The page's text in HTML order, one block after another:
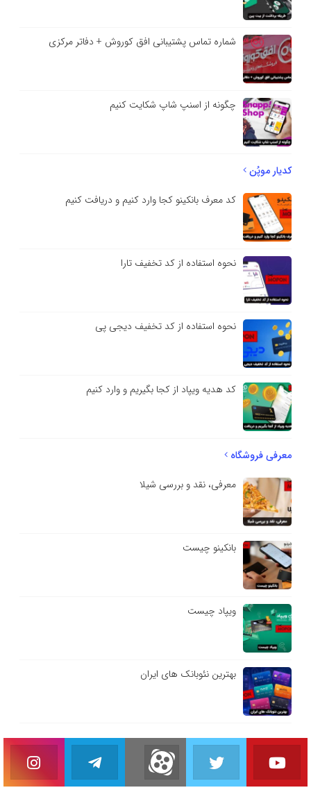
شماره تماس پشتیبانی افق کوروش + دفاتر مرکزی
چگونه از اسنپ شاپ شکایت کنیم
کدیار موپُن
کد معرف بانکینو کجا وارد کنیم و دریافت کنیم
نحوه استفاده از کد تخفیف تارا
نحوه استفاده از کد تخفیف دیجی پی
کد هدیه ویپاد از کجا بگیریم و وارد کنیم
معرفی فروشگاه
معرفی، نقد و بررسی شیلا
بانکینو چیست
ویپاد چیست
بهترین نئوبانک های ایران